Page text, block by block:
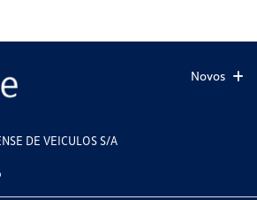
Novos
DE VEICULOS S/A